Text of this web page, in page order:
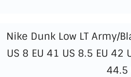
Nike Dunk Low LT Army/
US 8 EU 41 US 8.5 EU 42
44.5